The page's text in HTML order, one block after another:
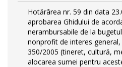
Hotărârea nr. 59 din data
aprobarea Ghidului de
nerambursabile de la
nonprofit de interes
350/2005 (tineret, cultură,
alocarea sumei pentru